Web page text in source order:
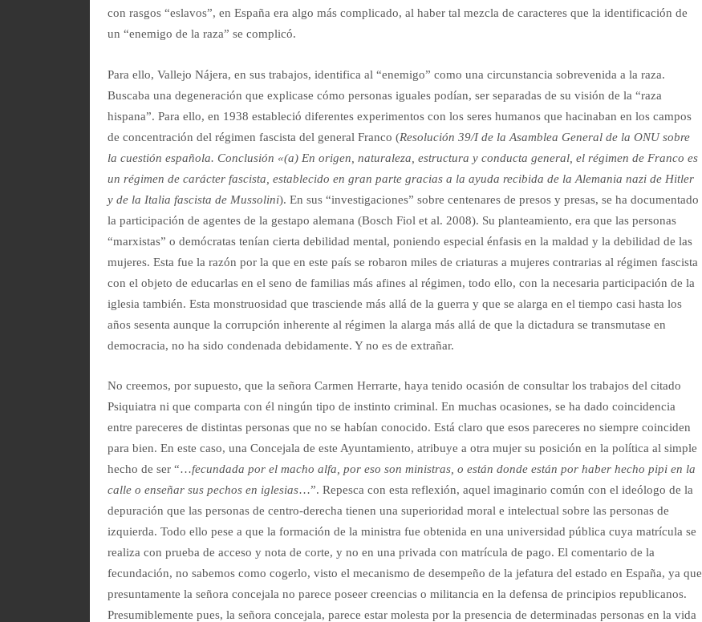
con rasgos “eslavos”, en España era algo más complicado, al haber tal mezcla de caracteres que la identificación de
un “enemigo de la raza” se complicó.
Para ello, Vallejo Nájera, en sus trabajos, identifica al “enemigo” como una circunstancia sobrevenida a la raza.
Buscaba una degeneración que explicase cómo personas iguales podían, ser separadas de su visión de la “raza
hispana”. Para ello, en 1938 estableció diferentes experimentos con los seres humanos que hacinaban en los campos
de concentración del régimen fascista del general Franco (Resolución 39/I de la Asamblea General de la ONU sobre
la cuestión española. Conclusión «(a) En origen, naturaleza, estructura y conducta general, el régimen de Franco es
un régimen de carácter fascista, establecido en gran parte gracias a la ayuda recibida de la Alemania nazi de Hitler
y de la Italia fascista de Mussolini). En sus “investigaciones” sobre centenares de presos y presas, se ha documentado
la participación de agentes de la gestapo alemana (Bosch Fiol et al. 2008). Su planteamiento, era que las personas
“marxistas” o demócratas tenían cierta debilidad mental, poniendo especial énfasis en la maldad y la debilidad de las
mujeres. Esta fue la razón por la que en este país se robaron miles de criaturas a mujeres contrarias al régimen fascista
con el objeto de educarlas en el seno de familias más afines al régimen, todo ello, con la necesaria participación de la
iglesia también. Esta monstruosidad que trasciende más allá de la guerra y que se alarga en el tiempo casi hasta los
años sesenta aunque la corrupción inherente al régimen la alarga más allá de que la dictadura se transmutase en
democracia, no ha sido condenada debidamente. Y no es de extrañar.
No creemos, por supuesto, que la señora Carmen Herrarte, haya tenido ocasión de consultar los trabajos del citado
Psiquiatra ni que comparta con él ningún tipo de instinto criminal. En muchas ocasiones, se ha dado coincidencia
entre pareceres de distintas personas que no se habían conocido. Está claro que esos pareceres no siempre coinciden
para bien. En este caso, una Concejala de este Ayuntamiento, atribuye a otra mujer su posición en la política al simple
hecho de ser “…fecundada por el macho alfa, por eso son ministras, o están donde están por haber hecho pipi en la
calle o enseñar sus pechos en iglesias…”. Repesca con esta reflexión, aquel imaginario común con el ideólogo de la
depuración que las personas de centro-derecha tienen una superioridad moral e intelectual sobre las personas de
izquierda. Todo ello pese a que la formación de la ministra fue obtenida en una universidad pública cuya matrícula se
realiza con prueba de acceso y nota de corte, y no en una privada con matrícula de pago. El comentario de la
fecundación, no sabemos como cogerlo, visto el mecanismo de desempeño de la jefatura del estado en España, ya que
presuntamente la señora concejala no parece poseer creencias o militancia en la defensa de principios republicanos.
Presumiblemente pues, la señora concejala, parece estar molesta por la presencia de determinadas personas en la vida